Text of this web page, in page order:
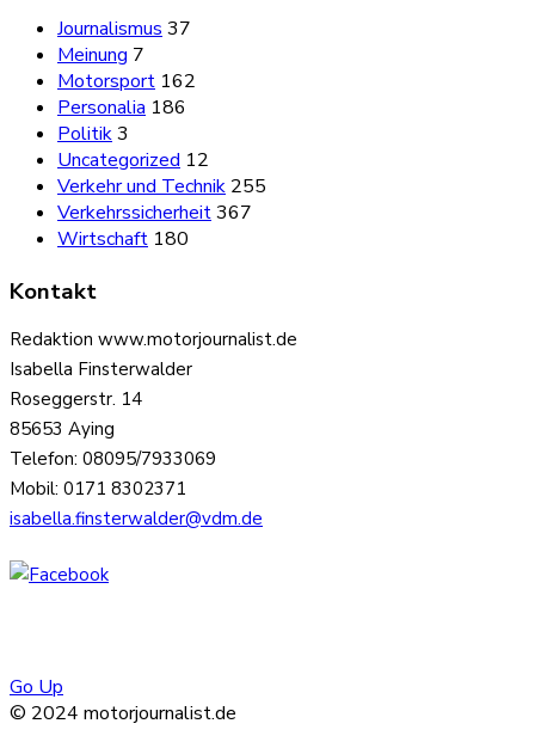
Journalismus 37
Meinung 7
Motorsport 162
Personalia 186
Politik3
Uncategorized 12
Verkehr und Technik 255
Verkehrssicherheit367
Wirtschaft 180
Kontakt
Redaktion www.motorjournalist.de
Isabella Finsterwalder
Roseggerstr. 14
85653 Aying
Telefon: 08095/7933069
Mobil: 0171 8302371
isabella.finsterwalder@vdm.de
Go Up
© 2024 motorjournalist.de